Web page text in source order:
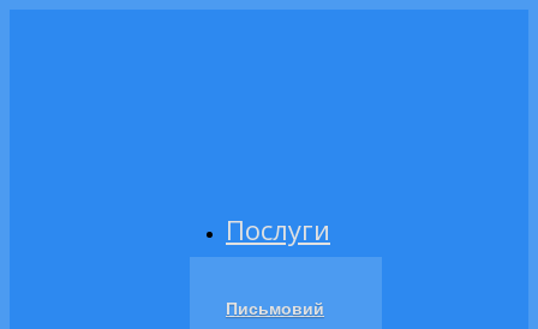
Послуги
Письмовий